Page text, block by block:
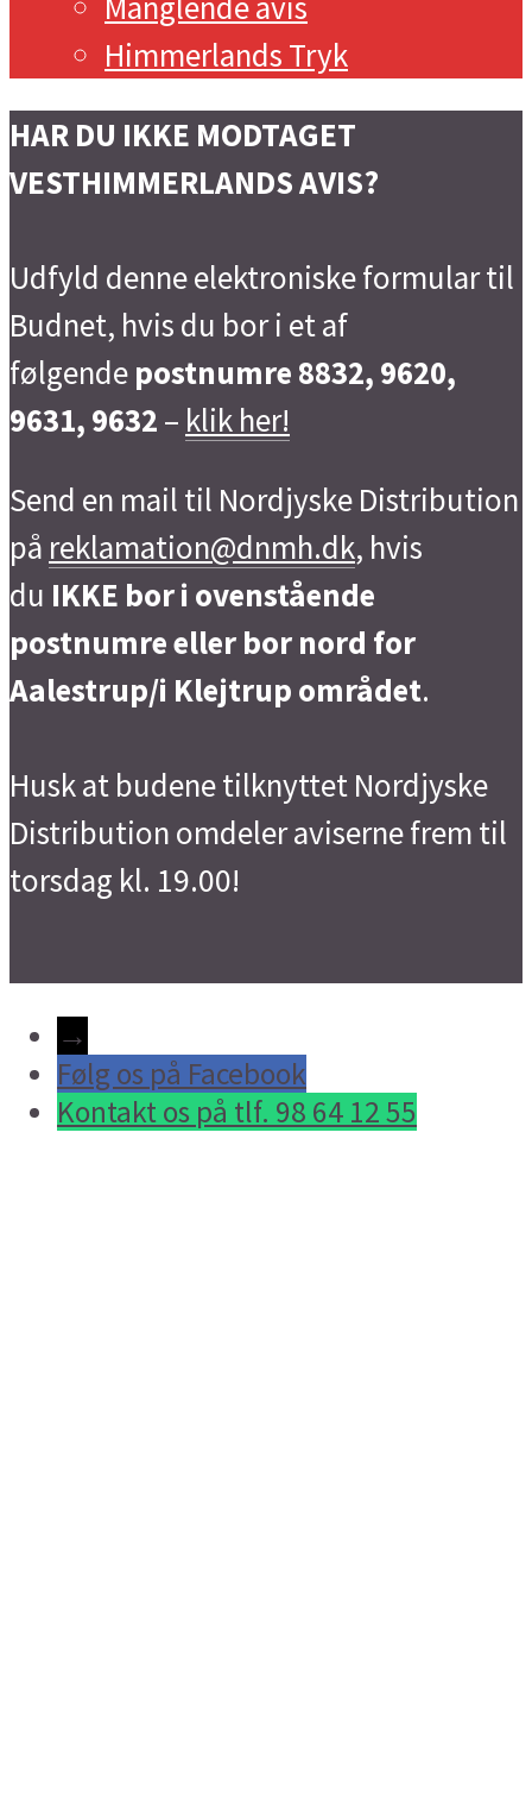
Himmerlands Tryk
HAR DU IKKE MODTAGET
VESTHIMMERLANDS AVIS?
Udfyld denne elektroniske formular til
Budnet, hvis du bor i et af
følgende postnumre 8832, 9620,
9631, 9632 – klik her!
Send en mail til Nordjyske Distribution
på reklamation@dnmh.dk, hvis
du IKKE bor i ovenstående
postnumre eller bor nord for
Aalestrup/i Klejtrup området.
Husk at budene tilknyttet Nordjyske
Distribution omdeler aviserne frem til
torsdag kl. 19.00!
→
Følg os på Facebook
Kontakt os på tlf. 98 64 12 55